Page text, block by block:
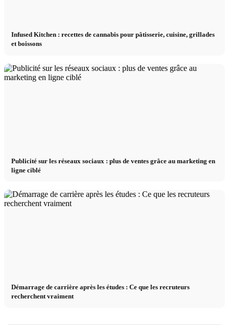
Infused Kitchen : recettes de cannabis pour pâtisserie, cuisine, grillades
et boissons
Publicité sur les réseaux sociaux : plus de ventes grâce au marketing en
ligne ciblé
Démarrage de carrière après les études : Ce que les recruteurs
recherchent vraiment